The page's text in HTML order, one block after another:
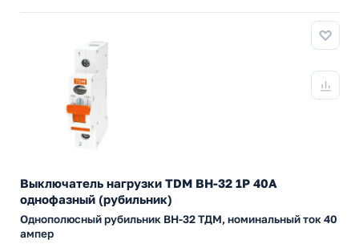
Выключатель нагрузки TDM ВН-32 1P 40A
однофазный (рубильник)
Однополюсный рубильник BH-32 ТДМ, номинальный ток 40
ампер